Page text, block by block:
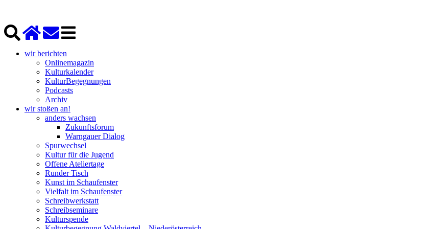
wir berichten
Onlinemagazin
Kulturkalender
KulturBegegnungen
Podcasts
Archiv
wir stoßen an!
anders wachsen
Zukunftsforum
Warngauer Dialog
Spurwechsel
Kultur für die Jugend
Offene Ateliertage
Runder Tisch
Kunst im Schaufenster
Vielfalt im Schaufenster
Schreibwerkstatt
Schreibseminare
Kulturspende